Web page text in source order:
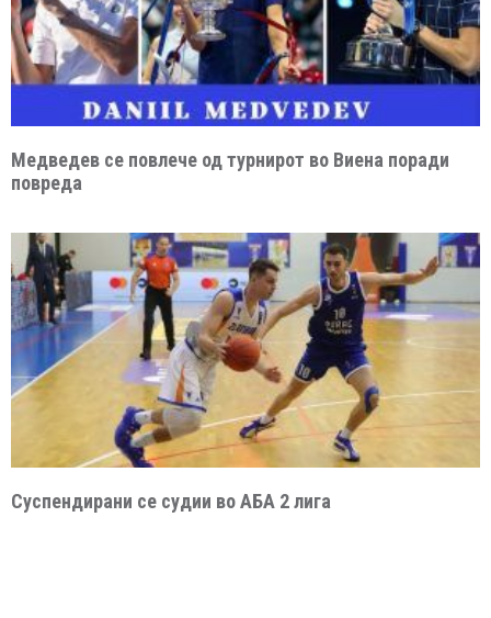
Медведев се повлече од турнирот во Виена поради
повреда
Суспендирани се судии во АБА 2 лига